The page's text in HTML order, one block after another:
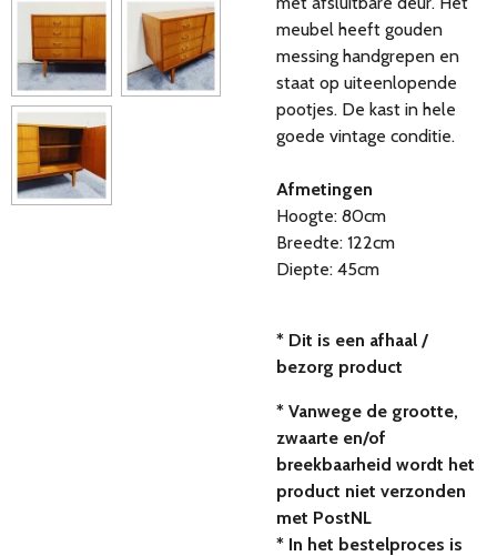
meubel heeft gouden
messing handgrepen en
staat op uiteenlopende
pootjes. De kast in hele
goede vintage conditie.
Afmetingen
Hoogte: 80cm
Breedte: 122cm
Diepte: 45cm
* Dit is een afhaal /
bezorg product
* Vanwege de grootte,
zwaarte en/of
breekbaarheid wordt het
product niet verzonden
met PostNL
* In het bestelproces is